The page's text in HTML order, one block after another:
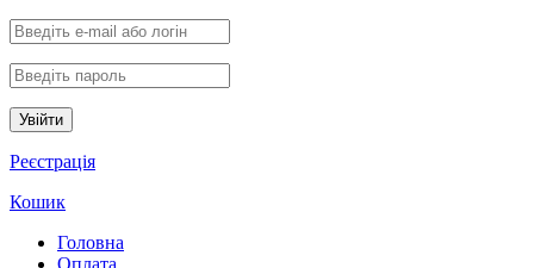
Увійти
Реєстрація
Кошик
Головна
Оплата